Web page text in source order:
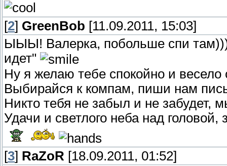
[2] GreenBob [11.09.2011, 15:03]
ЫЫЫ! Валерка, побольше спи
идет"
Ну я желаю тебе спокойно и
Выбирайся к компам, пиши нам
Никто тебя не забыл и не забудет,
Удачи и светлого неба над
[3] RaZoR [18.09.2011, 01:52]